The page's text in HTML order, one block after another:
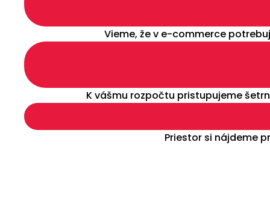
Vieme, že v e-commerce
K vášmu rozpočtu pristupujeme
Priestor si nájdeme